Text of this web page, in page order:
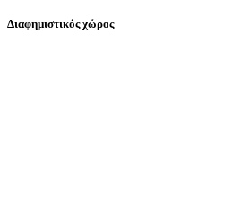
Διαφημιστικός χώρος